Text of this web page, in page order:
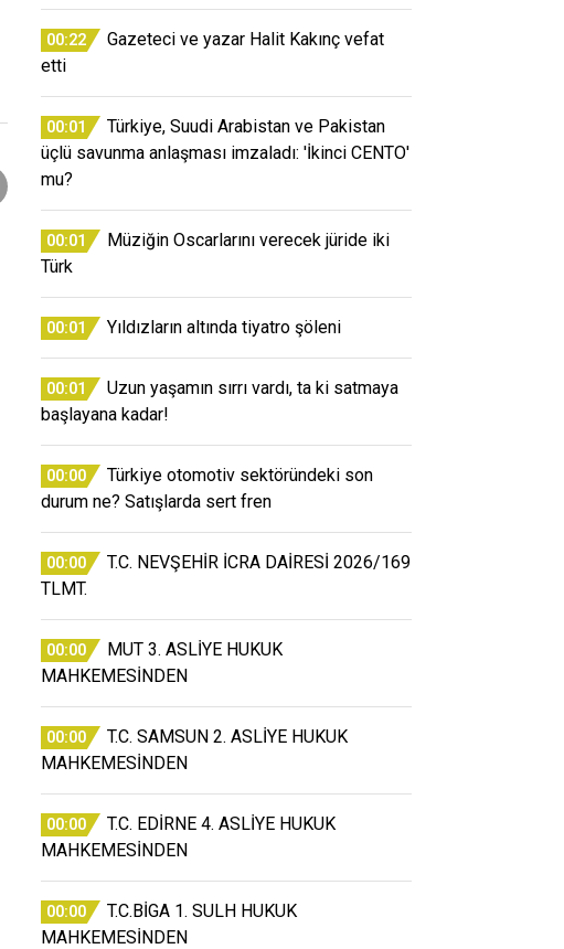
00:22
Gazeteci ve yazar Halit Kakınç vefat
etti
00:01
Türkiye, Suudi Arabistan ve Pakistan
üçlü savunma anlaşması imzaladı: 'İkinci CENTO'
mu?
00:01
Müziğin Oscarlarını verecek jüride iki
Türk
00:01 Yıldızların altında tiyatro şöleni
00:01
Uzun yaşamın sırrı vardı, ta ki satmaya
başlayana kadar!
00:00
Türkiye otomotiv sektöründeki son
durum ne? Satışlarda sert fren
00:00
T.C. NEVŞEHİR İCRA DAİRESİ 2026/169
TLMT.
00:00
MUT 3. ASLİYE HUKUK
MAHKEMESİNDEN
00:00
T.C. SAMSUN 2. ASLİYE HUKUK
MAHKEMESİNDEN
00:00
T.C. EDİRNE 4. ASLİYE HUKUK
MAHKEMESİNDEN
00:00
T.C.BİGA 1. SULH HUKUK
MAHKEMESİNDEN